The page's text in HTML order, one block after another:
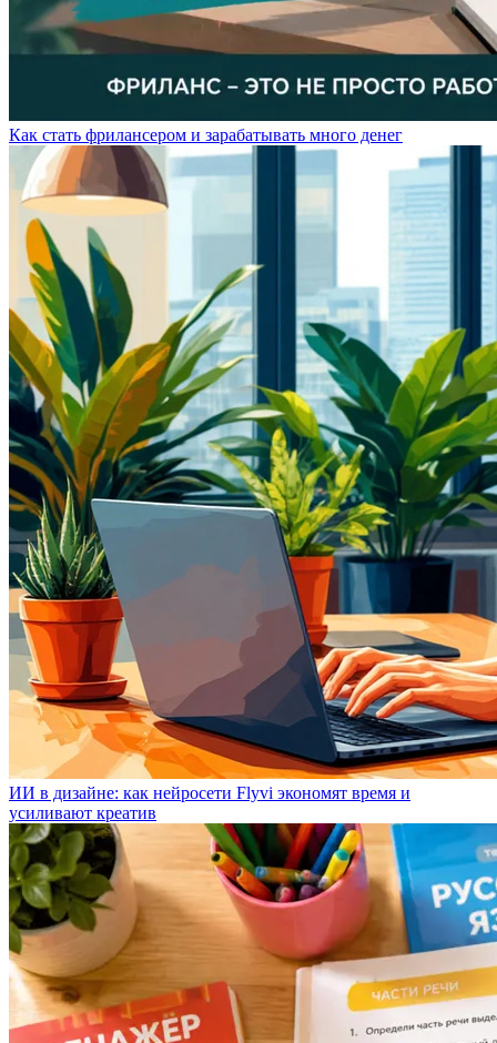
Как стать фрилансером и зарабатывать много денег
ИИ в дизайне: как нейросети Flyvi экономят время и
усиливают креатив